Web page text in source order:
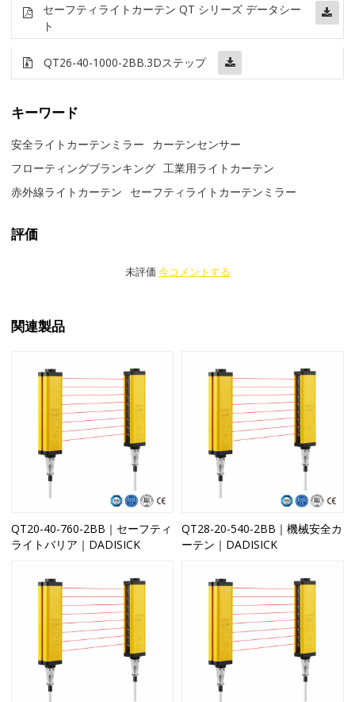
セーフティライトカーテン QT シリーズ データシー
ト
QT26-40-1000-2BB.3Dステップ
キーワード
安全ライトカーテンミラー
カーテンセンサー
フローティングブランキング 工業用ライトカーテン
赤外線ライトカーテン
セーフティライトカーテンミラー
評価
未評価 今コメントする
関連製品
QT20-40-760-2BB｜セーフティ
ライトバリア｜DADISICK
QT28-20-540-2BB｜機械安全カ
ーテン｜DADISICK